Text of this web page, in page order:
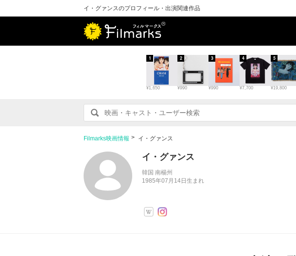
イ・グァンスのプロフィール・出演関連作品
¥1,650
1
¥990
2
¥990
3
¥7,700
4
¥19,800
5
Filmarks映画情報 イ・グァンス
イ・グァンス
韓国 南楊州
1985年07月14日生まれ